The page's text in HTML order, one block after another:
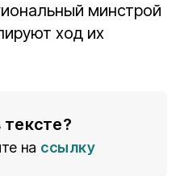
минстрой
ход их
на ссылку